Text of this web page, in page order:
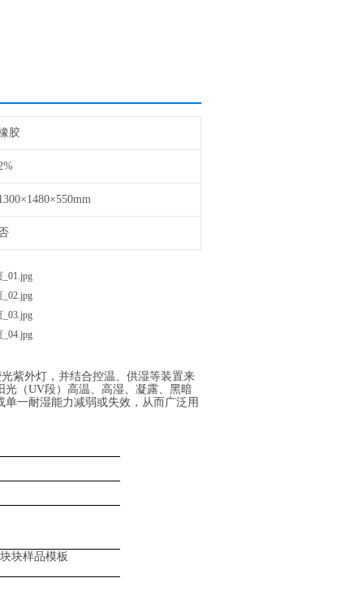
胶
紫外灯，并结合控温、供湿等装置来
（UV段）高温、高湿、凝露、黑暗
一耐湿能力减弱或失效，从而广泛用
块样品模板